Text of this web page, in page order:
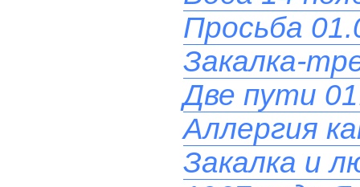
Просьба
Закалка-
Две пути
Аллергия
Закалка и